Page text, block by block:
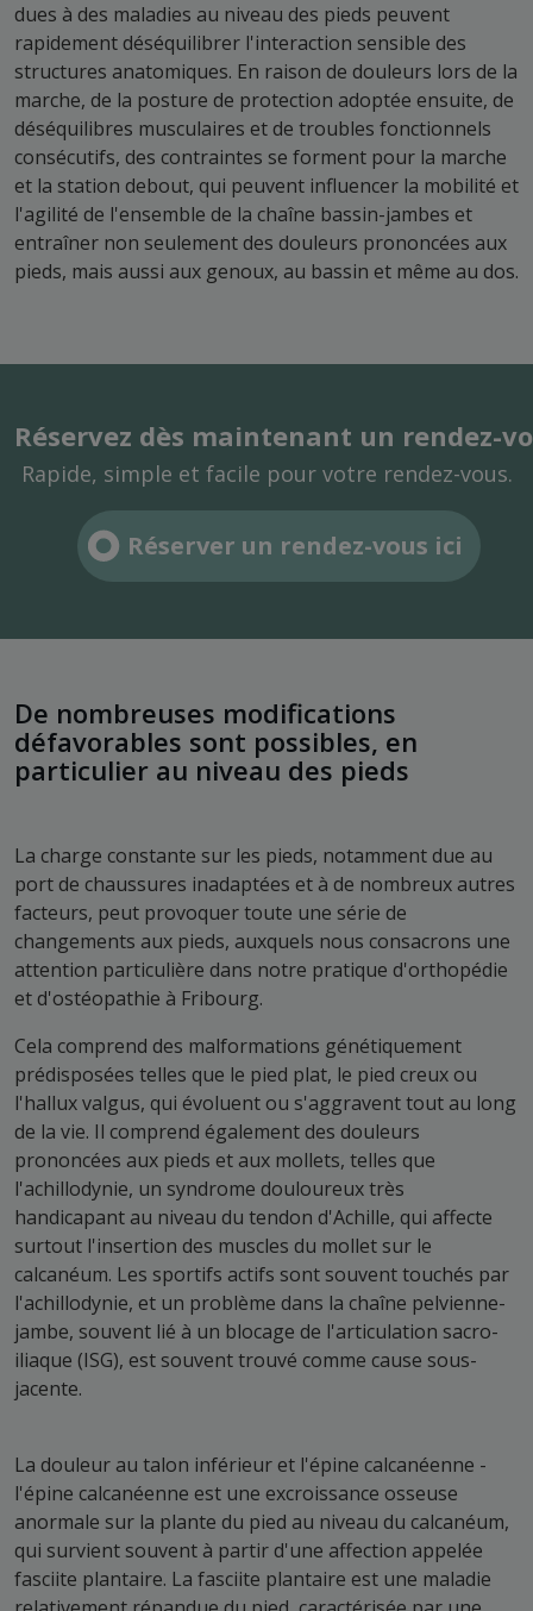
dues à des maladies au niveau des pieds peuvent
rapidement déséquilibrer l'interaction sensible des
structures anatomiques. En raison de douleurs lors de la
marche, de la posture de protection adoptée ensuite, de
déséquilibres musculaires et de troubles fonctionnels
consécutifs, des contraintes se forment pour la marche
et la station debout, qui peuvent influencer la mobilité et
l'agilité de l'ensemble de la chaîne bassin-jambes et
entraîner non seulement des douleurs prononcées aux
pieds, mais aussi aux genoux, au bassin et même au dos.
Réservez dès maintenant un rendez-
Rapide, simple et facile pour votre rendez-vous.
Réserver un rendez-vous ici
De nombreuses modifications
défavorables sont possibles, en
particulier au niveau des pieds
La charge constante sur les pieds, notamment due au
port de chaussures inadaptées et à de nombreux autres
facteurs, peut provoquer toute une série de
changements aux pieds, auxquels nous consacrons une
attention particulière dans notre pratique d'orthopédie
et d'ostéopathie à Fribourg.
Cela comprend des malformations génétiquement
prédisposées telles que le pied plat, le pied creux ou
l'hallux valgus, qui évoluent ou s'aggravent tout au long
de la vie. Il comprend également des douleurs
prononcées aux pieds et aux mollets, telles que
l'achillodynie, un syndrome douloureux très
handicapant au niveau du tendon d'Achille, qui affecte
surtout l'insertion des muscles du mollet sur le
calcanéum. Les sportifs actifs sont souvent touchés par
l'achillodynie, et un problème dans la chaîne pelvienne-
jambe, souvent lié à un blocage de l'articulation sacro-
iliaque (ISG), est souvent trouvé comme cause sous-
jacente.
La douleur au talon inférieur et l'épine calcanéenne -
l'épine calcanéenne est une excroissance osseuse
anormale sur la plante du pied au niveau du calcanéum,
qui survient souvent à partir d'une affection appelée
fasciite plantaire. La fasciite plantaire est une maladie